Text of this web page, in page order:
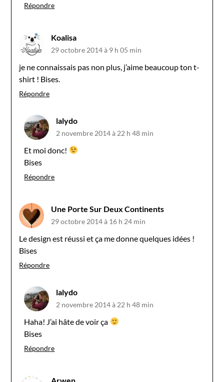
Répondre
Koalisa
29 octobre 2014 à 9 h 05 min
je ne connaissais pas non plus, j’aime beaucoup ton t-
shirt ! Bises.
Répondre
lalydo
2 novembre 2014 à 22 h 48 min
Et moi donc!
Bises
Répondre
Une Porte Sur Deux Continents
29 octobre 2014 à 16 h 24 min
Le design est réussi et ça me donne quelques idées !
Bises
Répondre
lalydo
2 novembre 2014 à 22 h 48 min
Haha! J’ai hâte de voir ça
Bises
Répondre
Arwen